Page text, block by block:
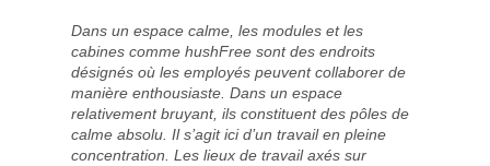
Dans un espace calme, les modules et les
cabines comme hushFree sont des endroits
désignés où les employés peuvent collaborer de
manière enthousiaste. Dans un espace
relativement bruyant, ils constituent des pôles de
calme absolu. Il s’agit ici d’un travail en pleine
concentration. Les lieux de travail axés sur